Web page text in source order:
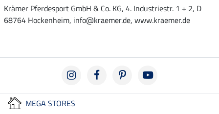
Krämer Pferdesport GmbH & Co. KG, 4. Industriestr. 1 + 2, D
68764 Hockenheim, info@kraemer.de, www.kraemer.de
MEGA STORES